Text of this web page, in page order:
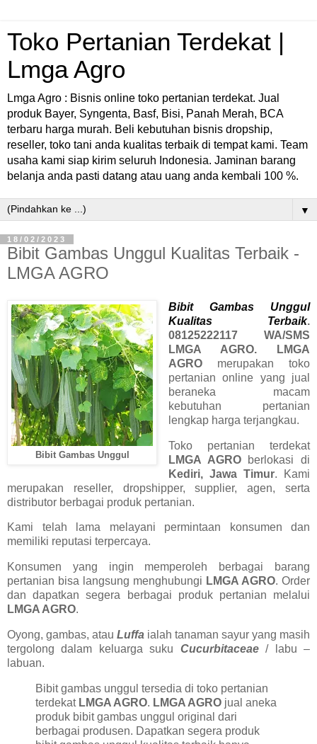
Toko Pertanian Terdekat |
Lmga Agro
Lmga Agro : Bisnis online toko pertanian terdekat. Jual
produk Bayer, Syngenta, Basf, Bisi, Panah Merah, BCA
terbaru harga murah. Beli kebutuhan bisnis dropship,
reseller, toko tani anda kualitas terbaik di tempat kami. Team
usaha kami siap kirim seluruh Indonesia. Jaminan barang
belanja anda pasti datang atau uang anda kembali 100 %.
▼
18/02/2023
Bibit Gambas Unggul Kualitas Terbaik -
LMGA AGRO
Bibit Gambas Unggul
Bibit Gambas Unggul
Kualitas Terbaik.
08125222117 WA/SMS
LMGA AGRO. LMGA
AGROmerupakan toko
pertanian online yang jual
beraneka macam
kebutuhan pertanian
lengkap harga terjangkau.
Toko pertanian terdekat
LMGA AGROberlokasi di
Kediri, Jawa Timur. Kami
merupakan reseller, dropshipper, supplier, agen, serta
distributor berbagai produk pertanian.
Kami telah lama melayani permintaan konsumen dan
memiliki reputasi terpercaya.
Konsumen yang ingin memperoleh berbagai barang
pertanian bisa langsung menghubungi LMGA AGRO. Order
dan dapatkan segera berbagai produk pertanian melalui
LMGA AGRO.
Oyong, gambas, atau Luffa ialah tanaman sayur yang masih
tergolong dalam keluarga suku Cucurbitaceae/ labu –
labuan.
Bibit gambas unggul tersedia di toko pertanian
terdekat LMGA AGRO. LMGA AGRO jual aneka
produk bibit gambas unggul original dari
berbagai produsen. Dapatkan segera produk